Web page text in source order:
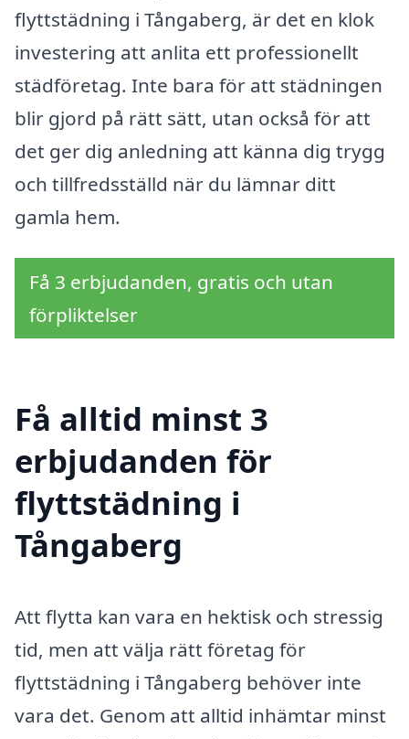
flyttstädning i Tångaberg, är det en klok
investering att anlita ett professionellt
städföretag. Inte bara för att städningen
blir gjord på rätt sätt, utan också för att
det ger dig anledning att känna dig trygg
och tillfredsställd när du lämnar ditt
gamla hem.
Få 3 erbjudanden, gratis och utan
förpliktelser
Få alltid minst 3
erbjudanden för
flyttstädning i
Tångaberg
Att flytta kan vara en hektisk och stressig
tid, men att välja rätt företag för
flyttstädning i Tångaberg behöver inte
vara det. Genom att alltid inhämtar minst